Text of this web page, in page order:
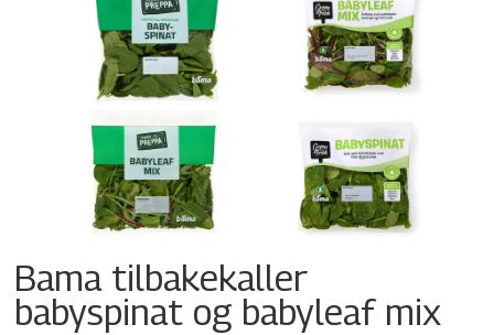
Bama tilbakekaller
babyspinat og babyleaf mix